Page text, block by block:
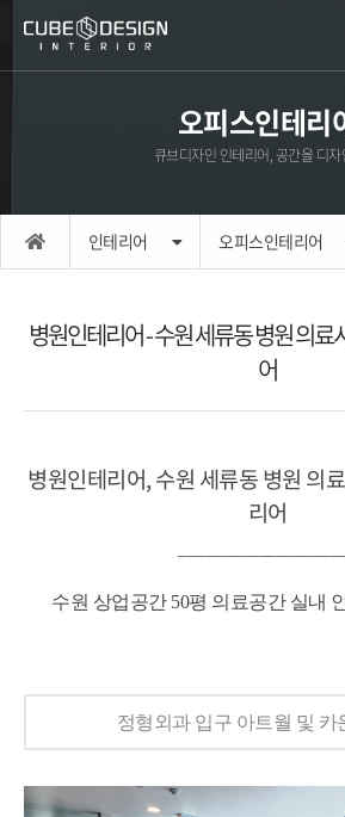
오피스인테리
큐브디자인 인테리어, 공간을 디자
인테리어 오피스인테리어
병원인테리어 - 수원 세류동 병원 의
어
병원인테리어, 수원 세류동 병원 의
리어
수원 상업공간 50평 의료공간 실내
정형외과 입구 아트월 및 카